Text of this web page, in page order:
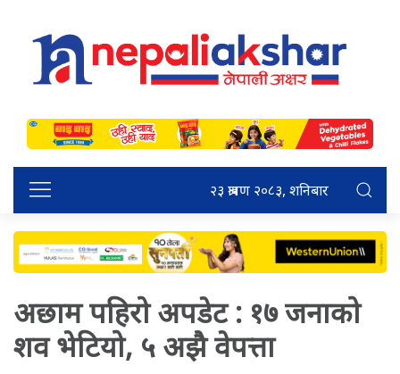
२३ श्रावण २०८३, शनिबार
अछाम पहिरो अपडेट : १७ जनाको
शव भेटियो, ५ अझै वेपत्ता